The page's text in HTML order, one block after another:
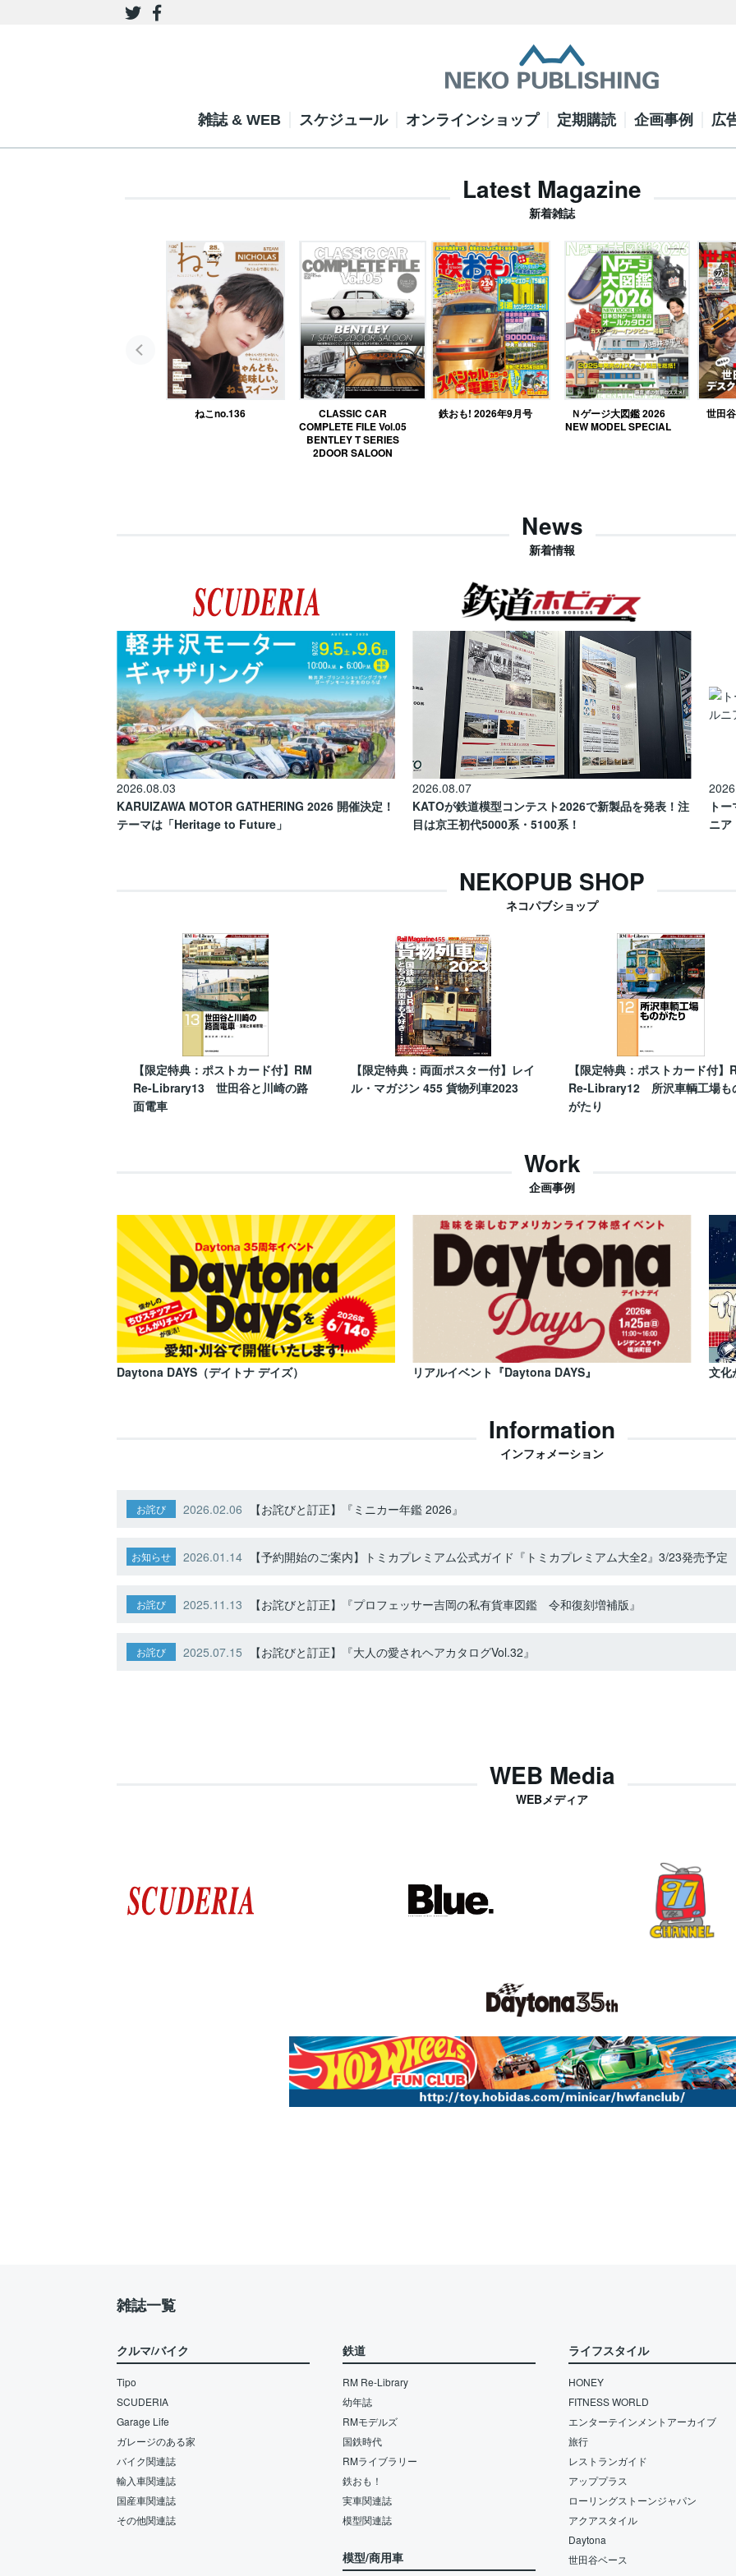
雑誌 & WEB スケジュール オンラインショップ 定期購読 企画事例 広
Latest Magazine
新着雑誌
ねこno.136
CLASSIC CAR
COMPLETE FILE Vol.05
BENTLEY T SERIES
2DOOR SALOON
鉄おも! 2026年9月号
Ｎゲージ大図鑑 2026
NEW MODEL SPECIAL
世田
News
新着情報
2026.08.03
KARUIZAWA MOTOR GATHERING 2026 開催決定！
テーマは「Heritage to Future」
2026.08.07
KATOが鉄道模型コンテスト2026で新製品を発表！注
目は京王初代5000系・5100系！
ト
ニア
NEKOPUB SHOP
ネコパブショップ
【限定特典：ポストカード付】RM
Re-Library13 世田谷と川崎の路
面電車
【限定特典：両面ポスター付】レイ
ル・マガジン 455 貨物列車2023
【限定特典：ポストカード付】
Re-Library12 所沢車輌工場も
がたり
Work
企画事例
Daytona DAYS（デイトナ デイズ） リアルイベント『Daytona DAYS』 文化
Information
インフォメーション
お詫び 2026.02.06 【お詫びと訂正】『ミニカー年鑑 2026』
お知らせ 2026.01.14 【予約開始のご案内】トミカプレミアム公式ガイド『トミカプレミアム大全2』3/23発売予定
お詫び 2025.11.13 【お詫びと訂正】『プロフェッサー吉岡の私有貨車図鑑 令和復刻増補版』
お詫び 2025.07.15 【お詫びと訂正】『大人の愛されヘアカタログVol.32』
WEB Media
WEBメディア
雑誌一覧
クルマ/バイク
Tipo
SCUDERIA
Garage Life
ガレージのある家
バイク関連誌
輸入車関連誌
国産車関連誌
その他関連誌
鉄道
RM Re-Library
幼年誌
RMモデルズ
国鉄時代
RMライブラリー
鉄おも！
実車関連誌
模型関連誌
模型/商用車
ライフスタイル
HONEY
FITNESS WORLD
エンターテインメントアーカイブ
旅行
レストランガイド
アッププラス
ローリングストーンジャパン
アクアスタイル
Daytona
世田谷ベース